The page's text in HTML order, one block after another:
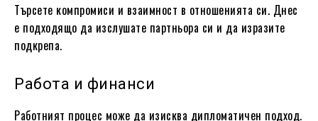
Търсете компромиси и взаимност в отношенията си. Днес
е подходящо да изслушате партньора си и да изразите
подкрепа.
Работа и финанси
Работният процес може да изисква дипломатичен подход.